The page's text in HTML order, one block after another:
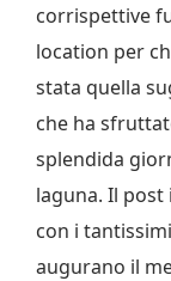
corrispettive
location per
stata quella
che ha
splendida
laguna. Il
con i
augurano il